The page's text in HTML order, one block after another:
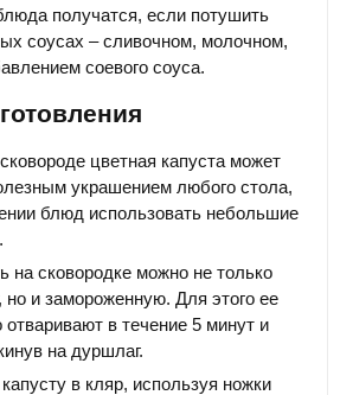
получатся, если потушить
соусах – сливочном, молочном,
соевого соуса.
цветная капуста может
украшением любого стола,
блюд использовать небольшие
на сковородке можно не только
но и замороженную. Для этого ее
отваривают в течение 5 минут и
на дуршлаг.
в кляр, используя ножки